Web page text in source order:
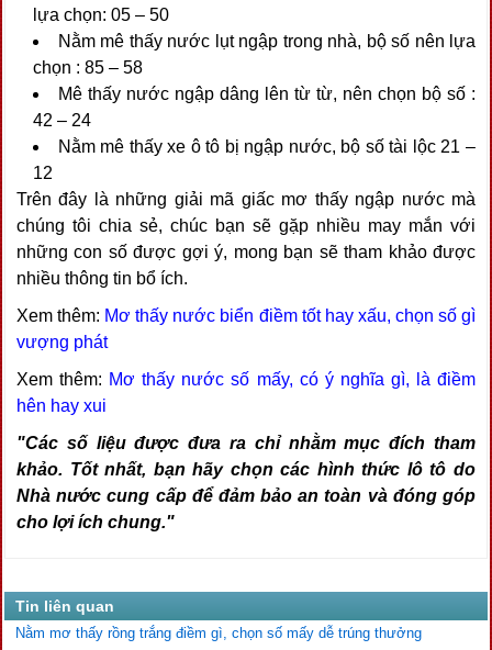
lựa chọn: 05 – 50
Nằm mê thấy nước lụt ngập trong nhà, bộ số nên lựa
chọn : 85 – 58
Mê thấy nước ngập dâng lên từ từ, nên chọn bộ số :
42 – 24
Nằm mê thấy xe ô tô bị ngập nước, bộ số tài lộc 21 –
12
Trên đây là những giải mã giấc mơ thấy ngập nước mà
chúng tôi chia sẻ, chúc bạn sẽ gặp nhiều may mắn với
những con số được gợi ý, mong bạn sẽ tham khảo được
nhiều thông tin bổ ích.
Xem thêm: Mơ thấy nước biển điềm tốt hay xấu, chọn số gì
vượng phát
Xem thêm: Mơ thấy nước số mấy, có ý nghĩa gì, là điềm
hên hay xui
"Các số liệu được đưa ra chỉ nhằm mục đích tham
khảo. Tốt nhất, bạn hãy chọn các hình thức lô tô do
Nhà nước cung cấp để đảm bảo an toàn và đóng góp
cho lợi ích chung."
Tin liên quan
Nằm mơ thấy rồng trắng điềm gì, chọn số mấy dễ trúng thưởng